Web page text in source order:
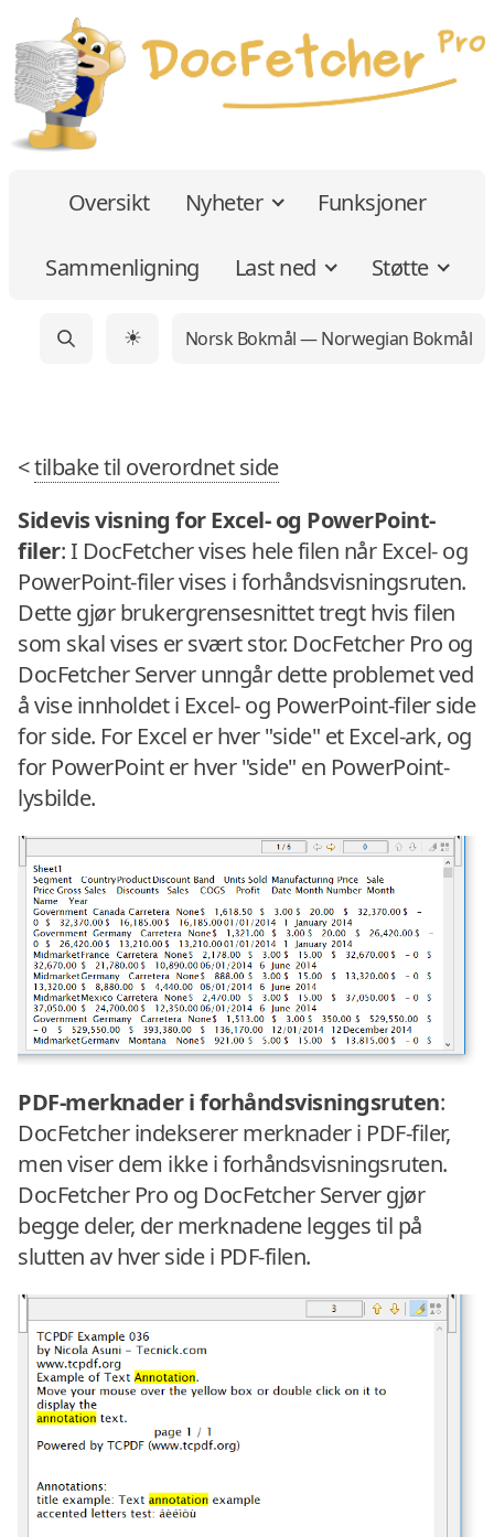
Oversikt Nyheter Funksjoner
Sammenligning Last ned Støtte
☀ Norsk Bokmål — Norwegian Bokmål
<tilbake til overordnet side
Sidevis visning for Excel- og PowerPoint-
filer: I DocFetcher vises hele filen når Excel- og
PowerPoint-filer vises i forhåndsvisningsruten.
Dette gjør brukergrensesnittet tregt hvis filen
som skal vises er svært stor. DocFetcher Pro og
DocFetcher Server unngår dette problemet ved
å vise innholdet i Excel- og PowerPoint-filer side
for side. For Excel er hver "side" et Excel-ark, og
for PowerPoint er hver "side" en PowerPoint-
lysbilde.
PDF-merknader i forhåndsvisningsruten:
DocFetcher indekserer merknader i PDF-filer,
men viser dem ikke i forhåndsvisningsruten.
DocFetcher Pro og DocFetcher Server gjør
begge deler, der merknadene legges til på
slutten av hver side i PDF-filen.